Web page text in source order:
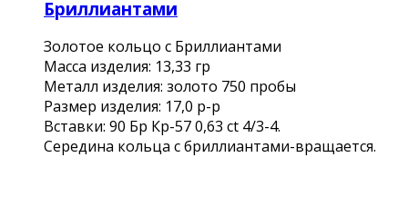
Бриллиантами
Золотое кольцо с Бриллиантами
Масса изделия: 13,33 гр
Металл изделия: золото 750 пробы
Размер изделия: 17,0 р-р
Вставки: 90 Бр Кр-57 0,63 ct 4/3-4.
Середина кольца с бриллиантами-вращается.